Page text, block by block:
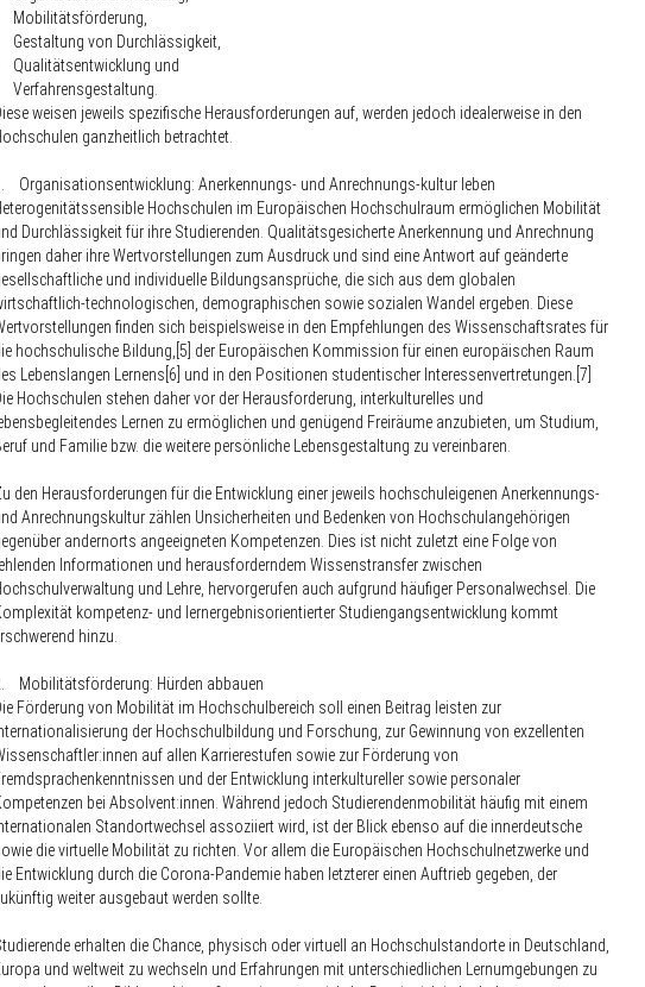
Mobilitätsförderung,
Gestaltung von Durchlässigkeit,
Qualitätsentwicklung und
Verfahrensgestaltung.
weisen jeweils spezifische Herausforderungen auf, werden jedoch idealerweise in den
ganzheitlich betrachtet.
Organisationsentwicklung: Anerkennungs- und Anrechnungs-kultur leben
Hochschulen im Europäischen Hochschulraum ermöglichen Mobilität
Durchlässigkeit für ihre Studierenden. Qualitätsgesicherte Anerkennung und Anrechnung
daher ihre Wertvorstellungen zum Ausdruck und sind eine Antwort auf geänderte
und individuelle Bildungsansprüche, die sich aus dem globalen
technologischen, demographischen sowie sozialen Wandel ergeben. Diese
finden sich beispielsweise in den Empfehlungen des Wissenschaftsrates für
hochschulische Bildung,[5] der Europäischen Kommission für einen europäischen Raum
Lebenslangen Lernens[6] und in den Positionen studentischer Interessenvertretungen.[7]
Hochschulen stehen daher vor der Herausforderung, interkulturelles und
Lernen zu ermöglichen und genügend Freiräume anzubieten, um Studium,
und Familie bzw. die weitere persönliche Lebensgestaltung zu vereinbaren.
den Herausforderungen für die Entwicklung einer jeweils hochschuleigenen Anerkennungs-
Anrechnungskultur zählen Unsicherheiten und Bedenken von Hochschulangehörigen
andernorts angeeigneten Kompetenzen. Dies ist nicht zuletzt eine Folge von
Informationen und herausforderndem Wissenstransfer zwischen
und Lehre, hervorgerufen auch aufgrund häufiger Personalwechsel. Die
kompetenz- und lernergebnisorientierter Studiengangs­entwicklung kommt
hinzu.
Mobilitätsförderung: Hürden abbauen
Förderung von Mobilität im Hochschulbereich soll einen Beitrag leisten zur
der Hochschulbildung und Forschung, zur Gewinnung von exzellenten
auf allen Karrierestufen sowie zur Förderung von
und der Entwicklung interkultureller sowie personaler
bei Absolvent:innen. Während jedoch Studierendenmobilität häufig mit einem
Standortwechsel assoziiert wird, ist der Blick ebenso auf die innerdeutsche
die virtuelle Mobilität zu richten. Vor allem die Europäischen Hochschulnetzwerke und
Entwicklung durch die Corona-Pandemie haben letzterer einen Auftrieb gegeben, der
weiter ausgebaut werden sollte.
erhalten die Chance, physisch oder virtuell an Hochschulstandorte in Deutschland,
und weltweit zu wechseln und Erfahrungen mit unterschiedlichen Lernumgebungen zu